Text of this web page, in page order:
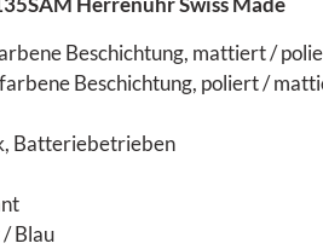
Beschichtung, mattiert /
Beschichtung, poliert /
Batteriebetrieben
Blau